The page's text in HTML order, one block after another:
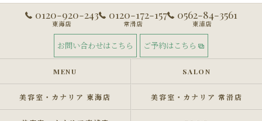
0120-920-243
東海店
0120-172-157
常滑店
0562-84-3561
東浦店
お問い合わせはこちら ご予約はこちら
MENU SALON
美容室・カナリア 東海店 美容室・カナリア 常滑店